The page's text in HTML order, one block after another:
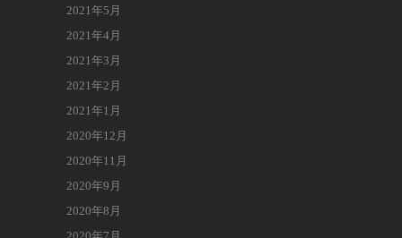
2021年5月
2021年4月
2021年3月
2021年2月
2021年1月
2020年12月
2020年11月
2020年9月
2020年8月